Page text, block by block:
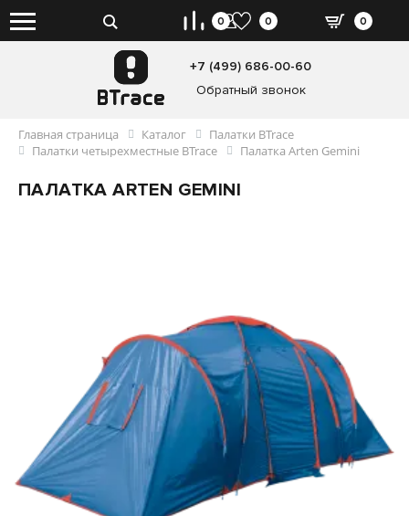
+7 (499) 686-00-60
Обратный звонок
0
0 0
Главная страница Каталог
Палатки BTrace
Палатки четырехместные BTrace
Палатка Arten Gemini
ПАЛАТКА ARTEN GEMINI